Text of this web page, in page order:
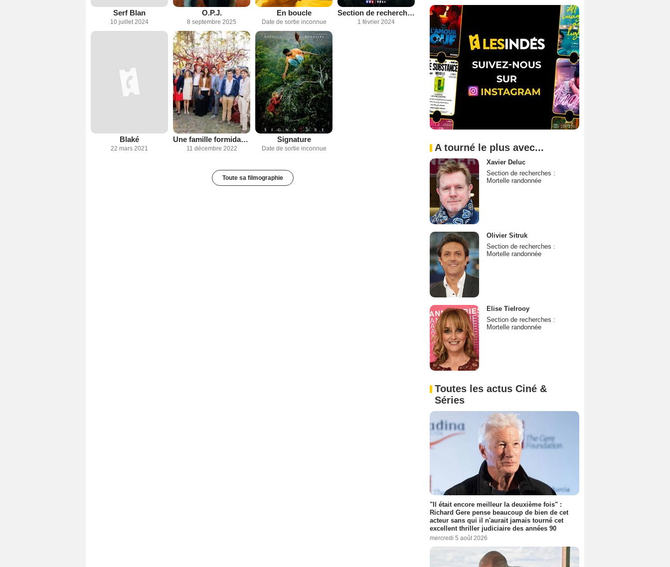
Serf Blan
10 juillet 2024
O.P.J.
8 septembre 2025
En boucle
Date de sortie inconnue
Section de recherches : Mortelle randonnée
1 février 2024
Blaké
22 mars 2021
Une famille formidable
11 décembre 2022
Signature
Date de sortie inconnue
Toute sa filmographie
A tourné le plus avec...
Xavier Deluc
Section de recherches :
Mortelle randonnée
Olivier Sitruk
Section de recherches :
Mortelle randonnée
Elise Tielrooy
Section de recherches :
Mortelle randonnée
Toutes les actus Ciné &
Séries
"Il était encore meilleur la deuxième fois" :
Richard Gere pense beaucoup de bien de cet
acteur sans qui il n'aurait jamais tourné cet
excellent thriller judiciaire des années 90
mercredi 5 août 2026